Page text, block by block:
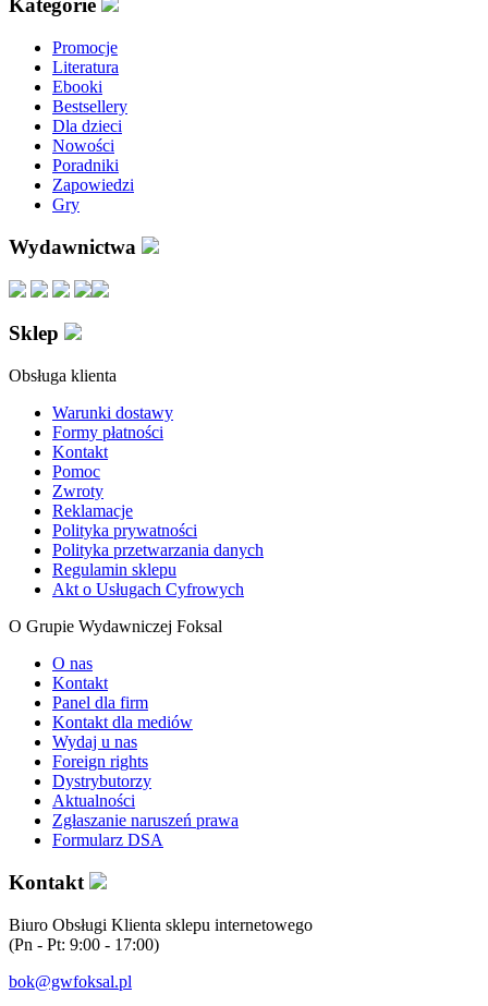
Kategorie
Promocje
Literatura
Ebooki
Bestsellery
Dla dzieci
Nowości
Poradniki
Zapowiedzi
Gry
Wydawnictwa
Sklep
Obsługa klienta
Warunki dostawy
Formy płatności
Kontakt
Pomoc
Zwroty
Reklamacje
Polityka prywatności
Polityka przetwarzania danych
Regulamin sklepu
Akt o Usługach Cyfrowych
O Grupie Wydawniczej Foksal
O nas
Kontakt
Panel dla firm
Kontakt dla mediów
Wydaj u nas
Foreign rights
Dystrybutorzy
Aktualności
Zgłaszanie naruszeń prawa
Formularz DSA
Kontakt
Biuro Obsługi Klienta sklepu internetowego
(Pn - Pt: 9:00 - 17:00)
bok@gwfoksal.pl